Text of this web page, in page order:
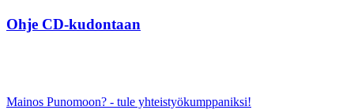
Ohje CD-kudontaan
Mainos Punomoon? - tule yhteistyökumppaniksi!